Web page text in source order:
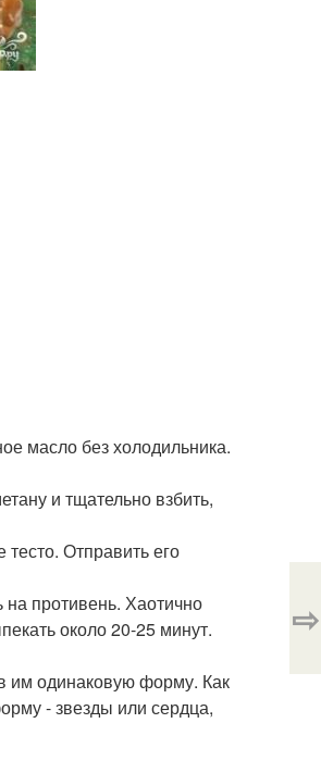
масло без холодильника.
и тщательно взбить,
Отправить его
на противень. Хаотично
около 20-25 минут.
им одинаковую форму. Как
- звезды или сердца,
⇨